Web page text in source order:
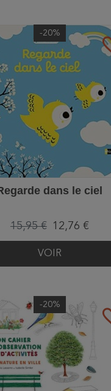
-20%
dans le ciel
15,95 € 12,76 €
VOIR
-20%